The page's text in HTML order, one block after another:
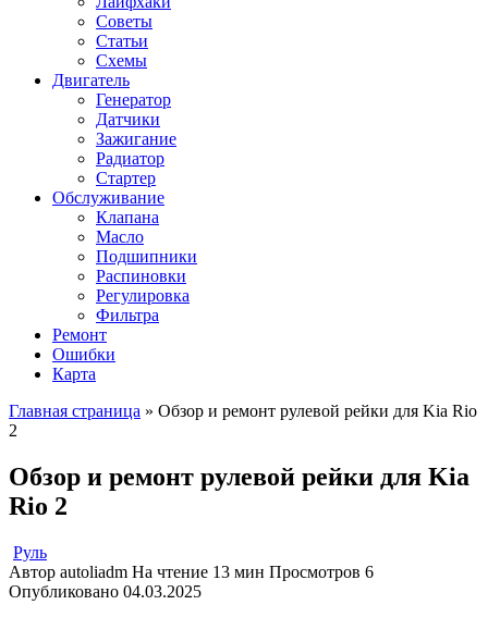
Советы
Статьи
Схемы
Двигатель
Генератор
Датчики
Зажигание
Радиатор
Стартер
Обслуживание
Клапана
Масло
Подшипники
Распиновки
Регулировка
Фильтра
Ремонт
Ошибки
Карта
Главная страница » Обзор и ремонт рулевой рейки для Kia Rio
2
Обзор и ремонт рулевой рейки для Kia
Rio 2
Руль
Автор autoliadm На чтение 13 мин Просмотров 6
Опубликовано 04.03.2025